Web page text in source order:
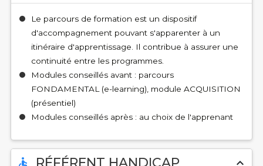
Le parcours de formation est un dispositif
d'accompagnement pouvant s'apparenter à un
itinéraire d'apprentissage. Il contribue à assurer une
continuité entre les programmes.
Modules conseillés avant : parcours
FONDAMENTAL (e-learning), module ACQUISITION
(présentiel)
Modules conseillés après : au choix de l'apprenant
accessible RÉFÉRENT HANDICAP expand_less